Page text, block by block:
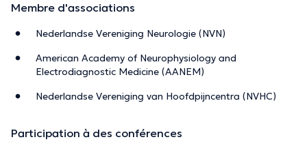
Membre d'associations
Nederlandse Vereniging Neurologie (NVN)
American Academy of Neurophysiology and
Electrodiagnostic Medicine (AANEM)
Nederlandse Vereniging van Hoofdpijncentra (NVHC)
Participation à des conférences